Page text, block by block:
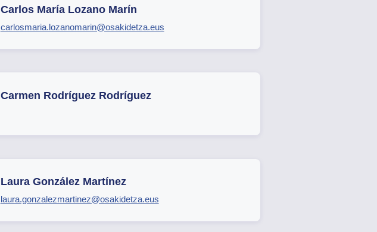
Carlos María Lozano Marín
carlosmaria.lozanomarin@osakidetza.eus
Carmen Rodríguez Rodríguez
Laura González Martínez
laura.gonzalezmartinez@osakidetza.eus